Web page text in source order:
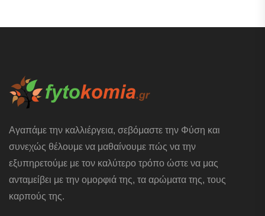
Αγαπάμε την καλλιέργεια, σεβόμαστε την Φύση και
συνεχώς θέλουμε να μαθαίνουμε πώς να την
εξυπηρετούμε με τον καλύτερο τρόπο ώστε να μας
ανταμείβει με την ομορφιά της, τα αρώματα της, τους
καρπούς της.